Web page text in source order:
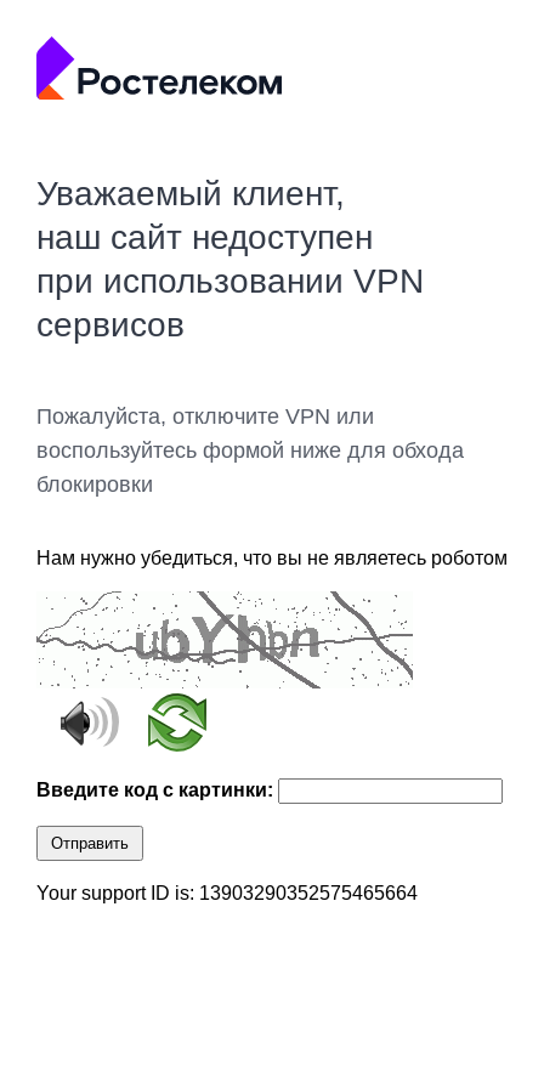
Уважаемый клиент,
наш сайт недоступен
при использовании VPN
сервисов
Пожалуйста, отключите VPN или
воспользуйтесь формой ниже для обхода
блокировки
Нам нужно убедиться, что вы не являетесь роботом
Введите код с картинки:
Отправить
Your support ID is: 13903290352575465664